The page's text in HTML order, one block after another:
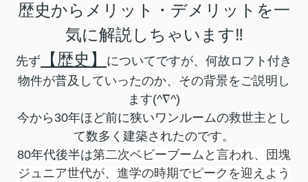
歴史からメリット・デメリットを一
気に解説しちゃいます‼
先ず 【歴史】
についてですが、何故ロフト付き
物件が普及していったのか、その背景をご説明し
ます(^∇^)
今から30年ほど前に狭いワンルームの救世主とし
て数多く建築されたのです。
80年代後半は第二次ベビーブームと言われ、
団塊
ジュニア世代が、進学の時期でピークを迎えよう